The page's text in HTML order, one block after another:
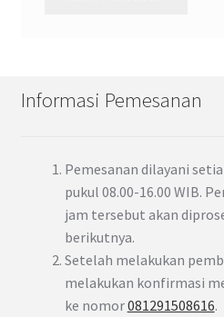
Informasi Pemesanan
Pemesanan dilayani
pukul 08.00-16.00 WIB.
jam tersebut akan
berikutnya.
Setelah melakukan
melakukan konfirmasi
ke nomor081291508616.